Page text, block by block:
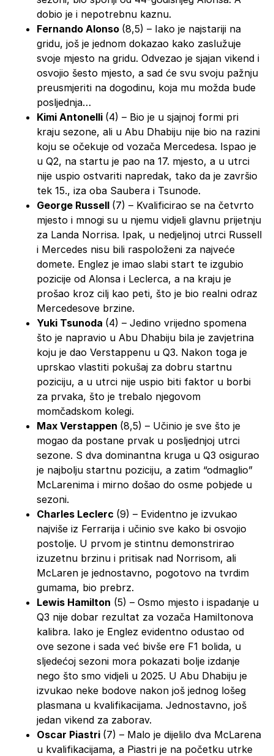
dobio je i nepotrebnu kaznu.
Fernando Alonso (8,5) – Iako je najstariji na
gridu, još je jednom dokazao kako zaslužuje
svoje mjesto na gridu. Odvezao je sjajan vikend i
osvojio šesto mjesto, a sad će svu svoju pažnju
preusmjeriti na dogodinu, koja mu možda bude
posljednja…
Kimi Antonelli (4) – Bio je u sjajnoj formi pri
kraju sezone, ali u Abu Dhabiju nije bio na razini
koju se očekuje od vozača Mercedesa. Ispao je
u Q2, na startu je pao na 17. mjesto, a u utrci
nije uspio ostvariti napredak, tako da je završio
tek 15., iza oba Saubera i Tsunode.
George Russell (7) – Kvalificirao se na četvrto
mjesto i mnogi su u njemu vidjeli glavnu prijetnju
za Landa Norrisa. Ipak, u nedjeljnoj utrci Russell
i Mercedes nisu bili raspoloženi za najveće
domete. Englez je imao slabi start te izgubio
pozicije od Alonsa i Leclerca, a na kraju je
prošao kroz cilj kao peti, što je bio realni odraz
Mercedesove brzine.
Yuki Tsunoda (4) – Jedino vrijedno spomena
što je napravio u Abu Dhabiju bila je zavjetrina
koju je dao Verstappenu u Q3. Nakon toga je
uprskao vlastiti pokušaj za dobru startnu
poziciju, a u utrci nije uspio biti faktor u borbi
za prvaka, što je trebalo njegovom
momčadskom kolegi.
Max Verstappen (8,5) – Učinio je sve što je
mogao da postane prvak u posljednjoj utrci
sezone. S dva dominantna kruga u Q3 osigurao
je najbolju startnu poziciju, a zatim “odmaglio”
McLarenima i mirno došao do osme pobjede u
sezoni.
Charles Leclerc (9) – Evidentno je izvukao
najviše iz Ferrarija i učinio sve kako bi osvojio
postolje. U prvom je stintnu demonstrirao
izuzetnu brzinu i pritisak nad Norrisom, ali
McLaren je jednostavno, pogotovo na tvrdim
gumama, bio prebrz.
Lewis Hamilton (5) – Osmo mjesto i ispadanje u
Q3 nije dobar rezultat za vozača Hamiltonova
kalibra. Iako je Englez evidentno odustao od
ove sezone i sada već bivše ere F1 bolida, u
sljedećoj sezoni mora pokazati bolje izdanje
nego što smo vidjeli u 2025. U Abu Dhabiju je
izvukao neke bodove nakon još jednog lošeg
plasmana u kvalifikacijama. Jednostavno, još
jedan vikend za zaborav.
Oscar Piastri (7) – Malo je dijelilo dva McLarena
u kvalifikacijama, a Piastri je na početku utrke